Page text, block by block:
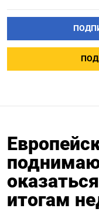
итогам